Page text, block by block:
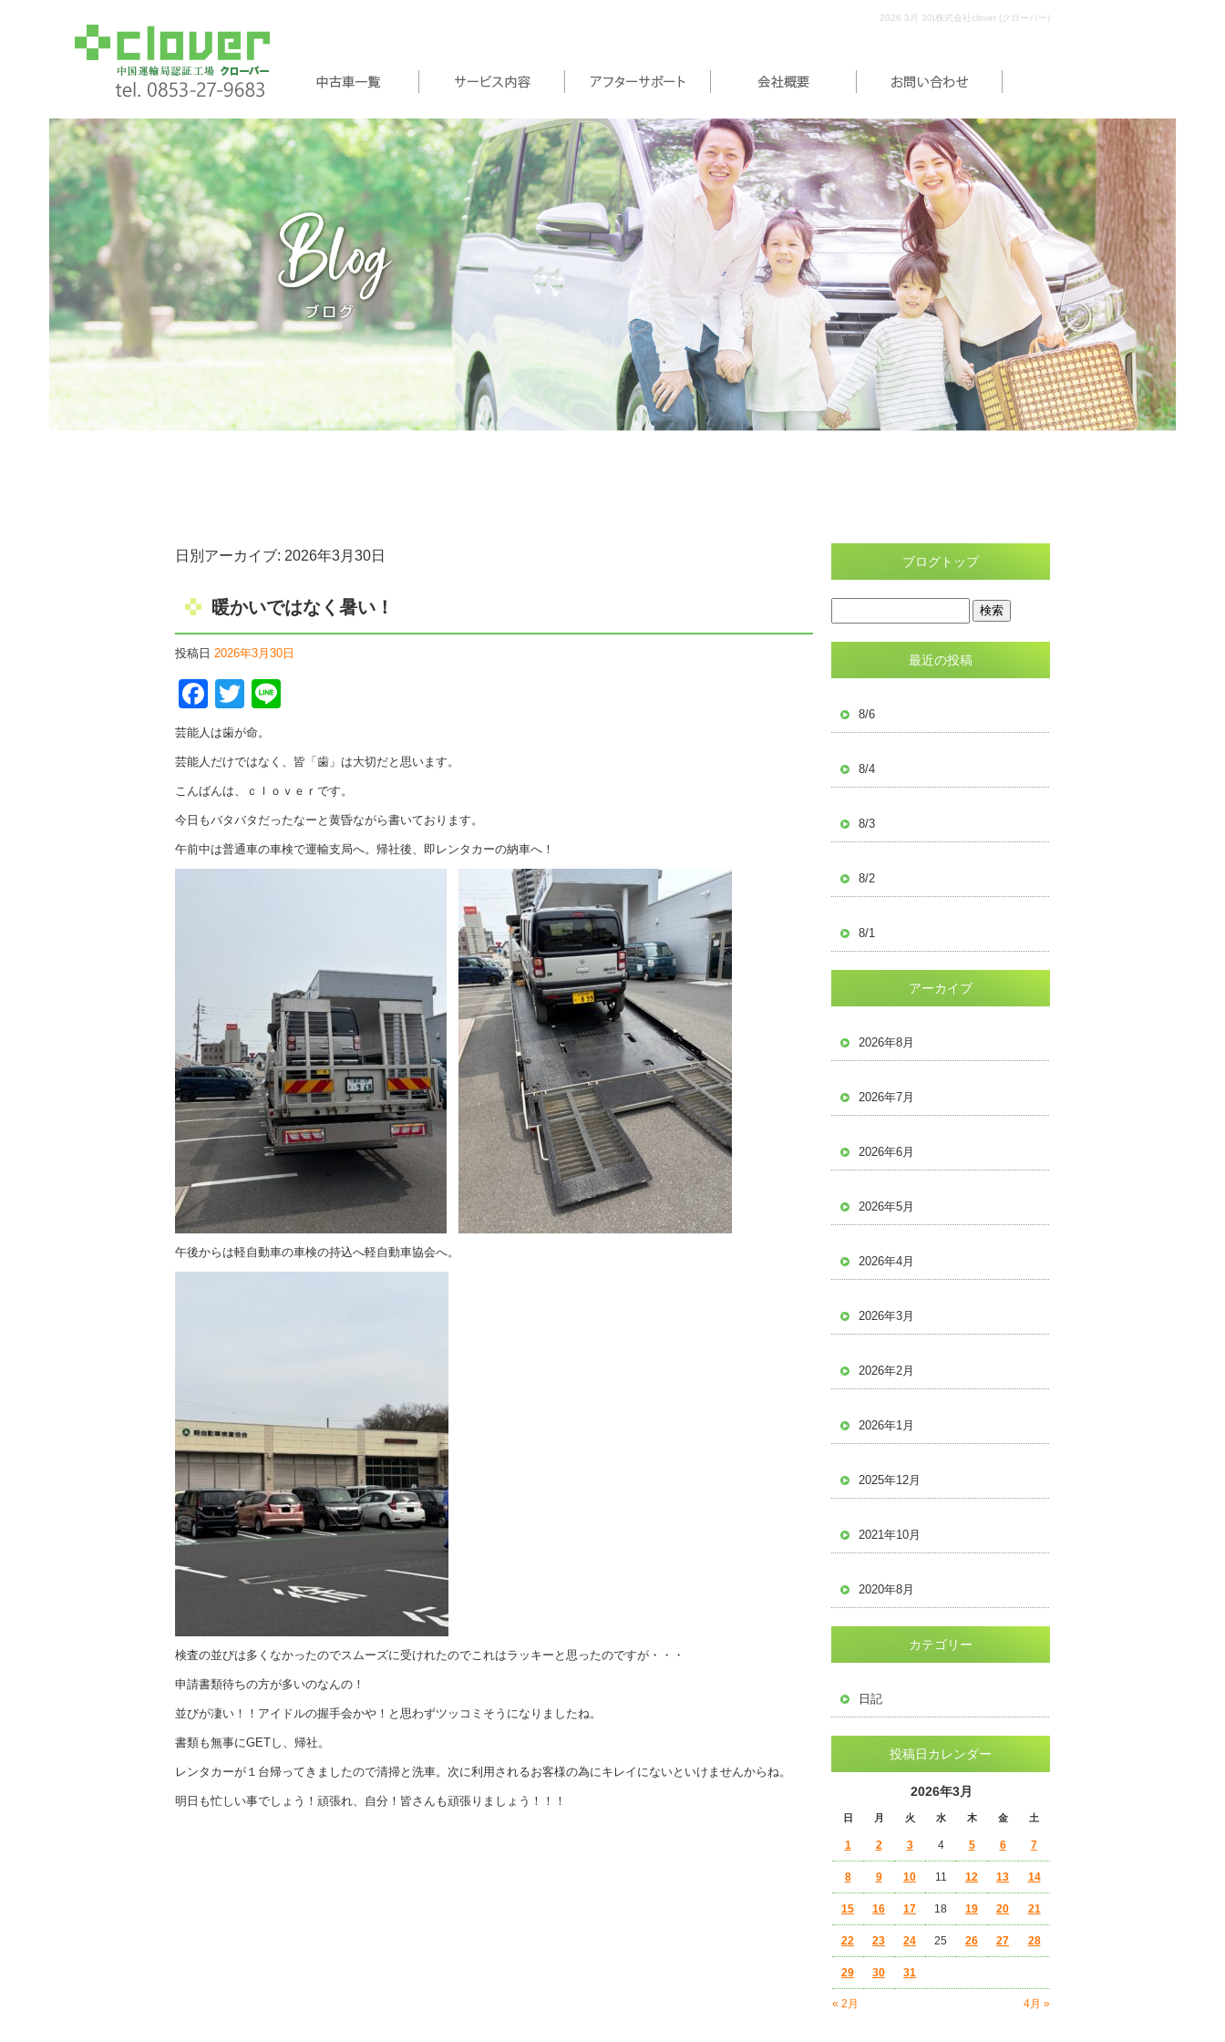
2026 3月 30|株式会社clover (クローバー)
日別アーカイブ: 2026年3月30日
暖かいではなく暑い！
投稿日 2026年3月30日
Facebook
Twitter
芸能人は歯が命。
芸能人だけではなく、皆「歯」は大切だと思います。
こんばんは、ｃｌｏｖｅｒです。
今日もバタバタだったなーと黄昏ながら書いております。
午前中は普通車の車検で運輸支局へ。帰社後、即レンタカーの納車へ！
午後からは軽自動車の車検の持込へ軽自動車協会へ。
検査の並びは多くなかったのでスムーズに受けれたのでこれはラッキーと思ったのですが・・・
申請書類待ちの方が多いのなんの！
並びが凄い！！アイドルの握手会かや！と思わずツッコミそうになりましたね。
書類も無事にGETし、帰社。
レンタカーが１台帰ってきましたので清掃と洗車。次に利用されるお客様の為にキレイにないといけませんからね。
明日も忙しい事でしょう！頑張れ、自分！皆さんも頑張りましょう！！！
ブログトップ
最近の投稿
8/6
8/4
8/3
8/2
8/1
アーカイブ
2026年8月
2026年7月
2026年6月
2026年5月
2026年4月
2026年3月
2026年2月
2026年1月
2025年12月
2021年10月
2020年8月
カテゴリー
日記
投稿日カレンダー
2026年3月
日 月 火 水 木 金 土
« 2月 4月 »
1 2 3 4 5 6 7
8 9 10 11 12 13 14
15 16 17 18 19 20 21
22 23 24 25 26 27 28
29 30 31